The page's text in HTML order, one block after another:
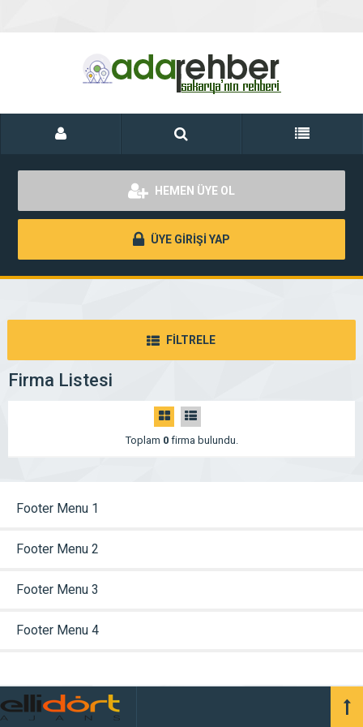
HEMEN ÜYE OL
ÜYE GİRİŞİ YAP
FİLTRELE
Firma Listesi
Toplam 0firma bulundu.
Footer Menu 1
Footer Menu 2
Footer Menu 3
Footer Menu 4